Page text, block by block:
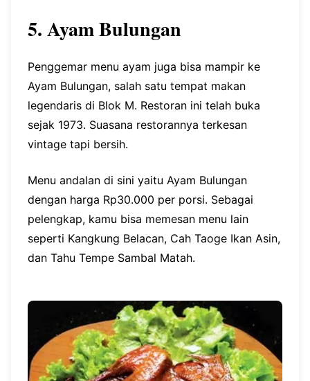
5. Ayam Bulungan
Penggemar menu ayam juga bisa mampir ke
Ayam Bulungan, salah satu tempat makan
legendaris di Blok M. Restoran ini telah buka
sejak 1973. Suasana restorannya terkesan
vintage tapi bersih.
Menu andalan di sini yaitu Ayam Bulungan
dengan harga Rp30.000 per porsi. Sebagai
pelengkap, kamu bisa memesan menu lain
seperti Kangkung Belacan, Cah Taoge Ikan Asin,
dan Tahu Tempe Sambal Matah.